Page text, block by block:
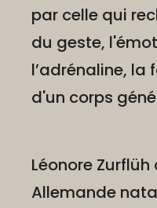
par celle qui
du geste,
l’adrénaline, la
d'un corps
Léonore
Allemande